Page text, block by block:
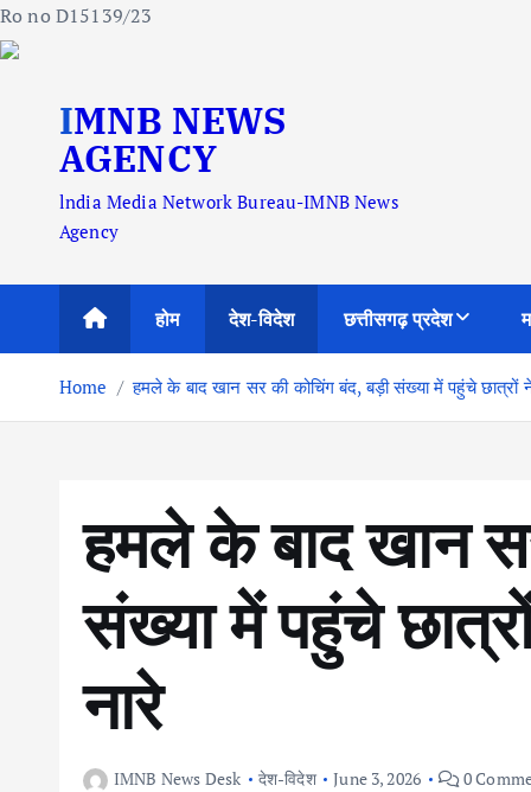
Ro no D15139/23
IMNB NEWS
AGENCY
lndia Media Network Bureau-IMNB News
Agency
होम देश-विदेश छत्तीसगढ़ प्रदेश
Home हमले के बाद खान सर की कोचिंग बंद, बड़ी संख्या में पहुंचे छात्रों
हमले के बाद खान
संख्या में पहुंचे
नारे
IMNB News Desk देश-विदेश June 3, 2026 0